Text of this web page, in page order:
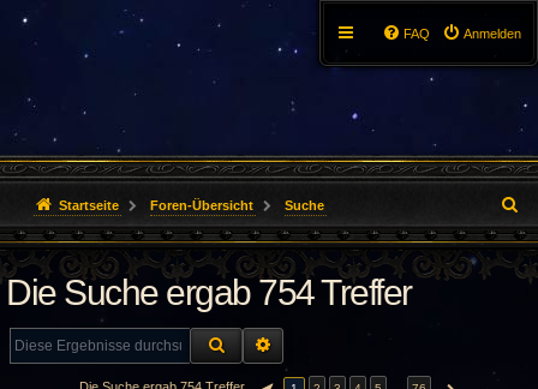
Anmelden
FAQ
Startseite Foren-Übersicht Suche
u
c
Die Suche ergab 754 Treffer
SUCHE